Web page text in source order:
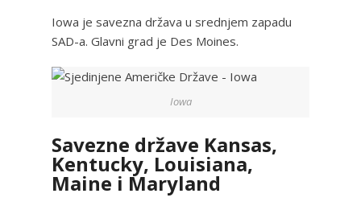
Iowa je savezna država u srednjem zapadu
SAD-a. Glavni grad je Des Moines.
Iowa
Savezne države Kansas,
Kentucky, Louisiana,
Maine i Maryland